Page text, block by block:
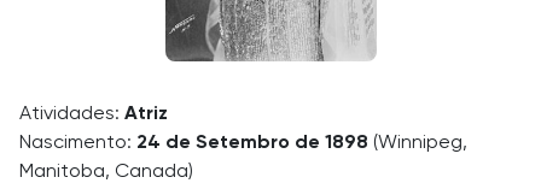
Atividades: Atriz
Nascimento: 24 de Setembro de 1898 (Winnipeg,
Manitoba, Canada)